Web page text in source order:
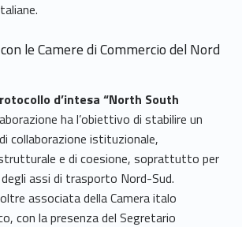
le Camere di Commercio del Nord
d’intesa “North South
ha l’obiettivo di stabilire un
collaborazione istituzionale,
e di coesione, soprattutto per
assi di trasporto Nord-Sud.
associata della Camera italo
con la presenza del Segretario